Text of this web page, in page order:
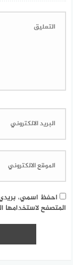
احفظ اسمي، بريدي
المتصفح لاستخدامها